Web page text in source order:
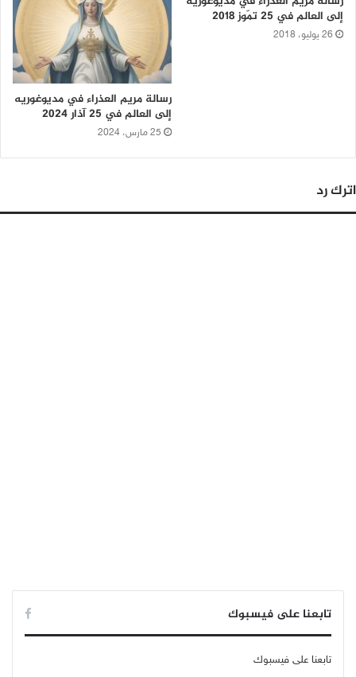
إلى العالم في 25 تمّوز 2018
26 يوليو، 2018
رسالة مريم العذراء في مديوغوريه
إلى العالم في 25 آذار 2024
25 مارس، 2024
اترك رد
تابعنا على فيسبوك
تابعنا على فيسبوك